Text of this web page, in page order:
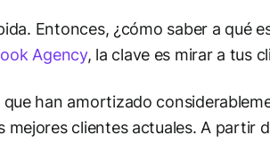
Entonces, ¿cómo saber a qué
Agency, la clave es mirar a tus
que han amortizado
mejores clientes actuales. A partir